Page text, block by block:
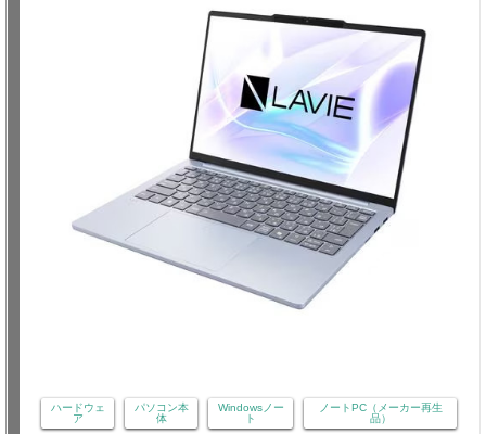
ハードウェ
ア
パソコン本
体
Windowsノー
ト
ノートPC（メーカー再生
品）